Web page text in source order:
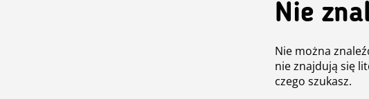
Nie
Nie można
nie znajdują się
czego szukasz.